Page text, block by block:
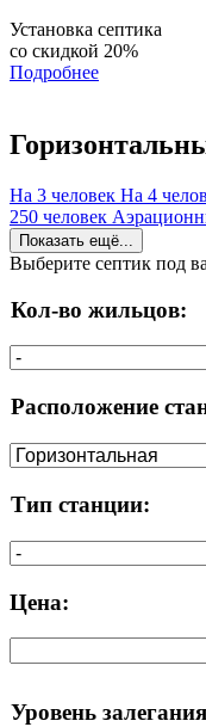
Установка септика
со скидкой 20%
Подробнее
На 3 человек На 4
250 человек
Показать ещё...
Выберите септик под
Кол-во жильцов:
Расположение
Тип станции:
Цена:
Уровень